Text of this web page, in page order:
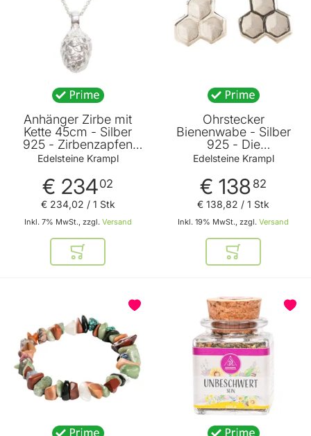
Anhänger Zirbe mit
Kette 45cm - Silber
925 - Zirbenzapfen
durch ein spezielles
gegossen von
Edelsteine Krampl
Edelsteine Krampl
€ 23402
Inkl. 7% MwSt., zzgl. Versand
€ 234,02 / 1 Stk
In den Warenkorb
Ohrstecker
Bienenwabe - Silber
925 - Die
Wachsplatten werden
ein spezielles
Gußverfahren in Silber
gegossen von
Edelsteine Krampl
Edelsteine Krampl
€ 138 82
Inkl. 19% MwSt., zzgl. Versand
€ 138,82 / 1 Stk
In den